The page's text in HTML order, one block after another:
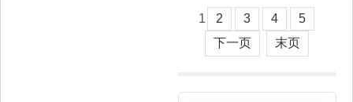
1 2 3 4
5
下一页
末页